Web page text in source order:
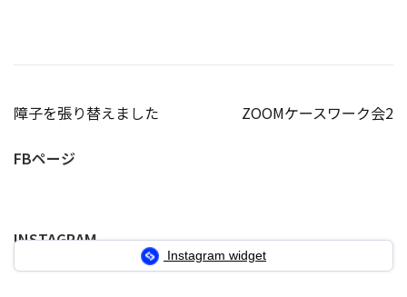
投
稿
ゲ
ー
障子を張り替えました ZOOMケースワーク会2
FBページ
INSTAGRAM
Instagram widget